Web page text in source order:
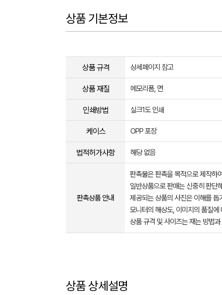
상품 기본정보
상품 규격 상세페이지 참고
상품 재질 메모리폼, 면
인쇄방법 실크1도 인쇄
케이스 OPP 포장
법적허가사항 해당 없음
판촉상품 안내
판촉물은 판촉을 목적으로 제작하
일반상품으로 판매는 신중히 판단
제공되는 상품의 사진은 이해를
모니터의 해상도, 이미지의 품질
상품 규격 및 사이즈는 재는 방법
상품 상세설명